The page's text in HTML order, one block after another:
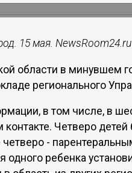
15 мая.
области в минувшем
регионального
в том числе, в
контакте. Четверо
четверо -
одного ребенка